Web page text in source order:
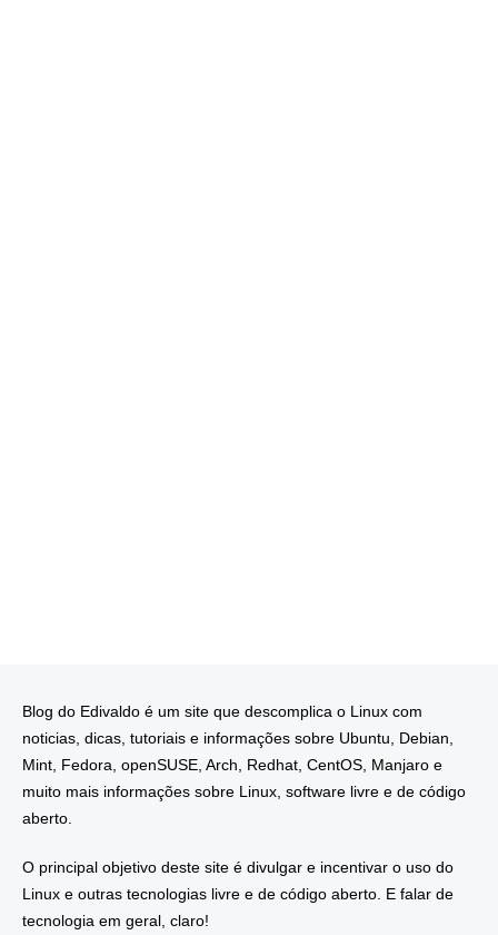
Blog do Edivaldo é um site que descomplica o Linux com
noticias, dicas, tutoriais e informações sobre Ubuntu, Debian,
Mint, Fedora, openSUSE, Arch, Redhat, CentOS, Manjaro e
muito mais informações sobre Linux, software livre e de código
aberto.
O principal objetivo deste site é divulgar e incentivar o uso do
Linux e outras tecnologias livre e de código aberto. E falar de
tecnologia em geral, claro!